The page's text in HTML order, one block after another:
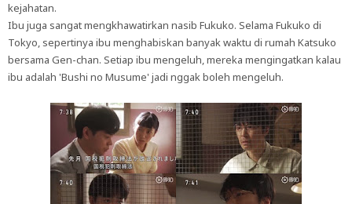
kejahatan.
Ibu juga sangat mengkhawatirkan nasib Fukuko. Selama Fukuko di
Tokyo, sepertinya ibu menghabiskan banyak waktu di rumah Katsuko
bersama Gen-chan. Setiap ibu mengeluh, mereka mengingatkan kalau
ibu adalah 'Bushi no Musume' jadi nggak boleh mengeluh.